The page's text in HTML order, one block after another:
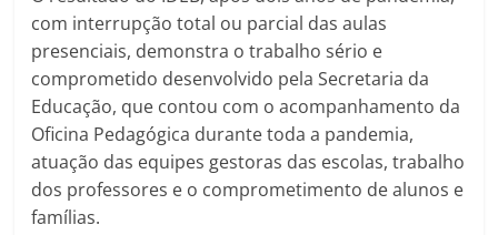
com interrupção total ou parcial das aulas
presenciais, demonstra o trabalho sério e
comprometido desenvolvido pela Secretaria da
Educação, que contou com o acompanhamento da
Oficina Pedagógica durante toda a pandemia,
atuação das equipes gestoras das escolas, trabalho
dos professores e o comprometimento de alunos e
famílias.